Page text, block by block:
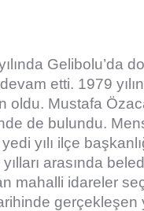
Gelibolu’da
etti. 1979
oldu. Mustafa
de bulundu.
yılı ilçe
arasında
mahalli idareler